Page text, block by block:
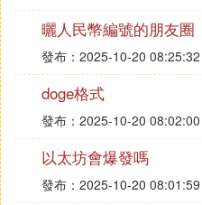
是理性價值的一個固定不
而虛擬貨幣市場（如股市
之外的力量決定的。正是
有人把股票市場稱為虛擬
融市場形成的經濟稱為虛
以個體為中心的信息經濟。
曬人民幣編號的朋友圈
發布：2025-10-20 08:25:32
doge格式
發布：2025-10-20 08:02:00
以太坊會爆發嗎
發布：2025-10-20 08:01:59